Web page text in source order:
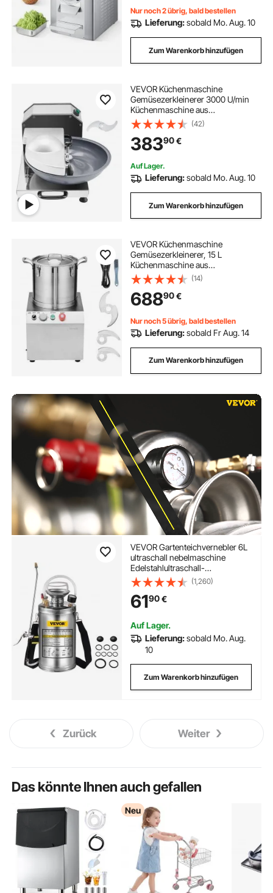
Nur noch 2 übrig, bald bestellen
Lieferung:sobald Mo. Aug. 10
Zum Warenkorb hinzufügen
VEVOR Küchenmaschine
Gemüsezerkleinerer 3000 U/min
Küchenmaschine aus
lebensmittelechtem Edelstahl mit S-
förmiger Klinge, multifunktional
zum Zerkleinern von Gemüse Obst
Getreide Nüssen
(42)
38390€
Auf Lager.
Lieferung:sobald Mo. Aug. 10
Zum Warenkorb hinzufügen
VEVOR Küchenmaschine
Gemüsezerkleinerer, 15 L
Küchenmaschine aus
lebensmittelechtem Edelstahl mit 2
zusätzlichen S-Kurvenklingen,
multifunktional zum Zerkleinern von
Gemüse Obst Getreide
(14)
68890€
Nur noch 5 übrig, bald bestellen
Lieferung:sobald Fr Aug. 14
Zum Warenkorb hinzufügen
VEVOR Gartenteichvernebler 6L
ultraschall nebelmaschine
Edelstahlultraschall-
nebelmaschine geeignet für
Haus, Garten,
Touristenfahrzeuge,
Spezialfahrzeuge Schiffe,
Fahrzeugreinigung,
Teppichreinig
(1,260)
6190€
Auf Lager.
Lieferung:sobald Mo. Aug.
10
Zum Warenkorb hinzufügen
Zurück Weiter
Das könnte Ihnen auch gefallen
Neu